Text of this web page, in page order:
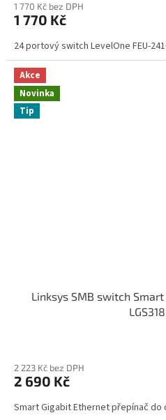
1 770 Kč bez DPH
1 770 Kč
24 portový switch LevelOne FEU-
Akce
Novinka
Tip
Linksys SMB switch
2 223 Kč bez DPH
2 690 Kč
Smart Gigabit Ethernet přepínač